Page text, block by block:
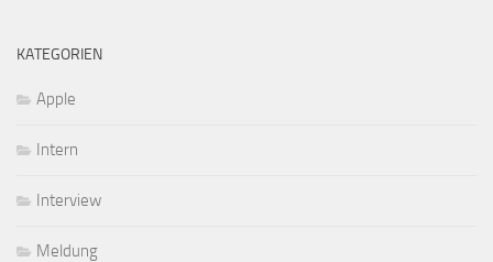
KATEGORIEN
Apple
Intern
Interview
Meldung